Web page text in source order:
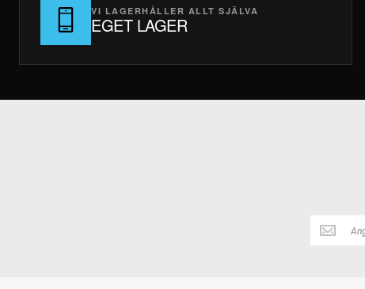
VI LAGERHÅLLER ALLT SJÄLVA
EGET LAGER
Håll
dig